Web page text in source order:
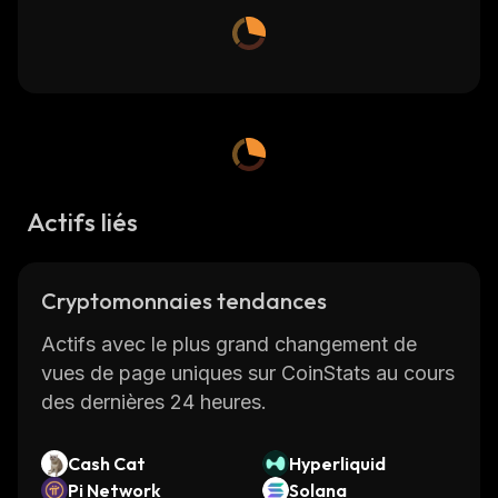
Actifs liés
Cryptomonnaies tendances
Actifs avec le plus grand changement de
vues de page uniques sur CoinStats au cours
des dernières 24 heures.
Cash Cat
Hyperliquid
Pi Network
Solana